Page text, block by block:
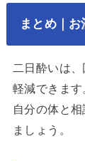
まとめ｜
二日酔いは
軽減できます
自分の体と
ましょう。